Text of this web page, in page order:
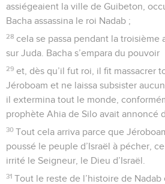
assiégeaient la ville de Guibeton,
Bacha assassina le roi Nadab ;
28 cela se passa pendant la troisième
sur Juda. Bacha s’empara du pouvoir
29 et, dès qu’il fut roi, il fit massacrer
Jéroboam et ne laissa subsister
il extermina tout le monde,
prophète Ahia de Silo avait annoncé
30 Tout cela arriva parce que
poussé le peuple d’Israël à pécher,
irrité le Seigneur, le Dieu d’Israël.
31 Tout le reste de l’histoire de